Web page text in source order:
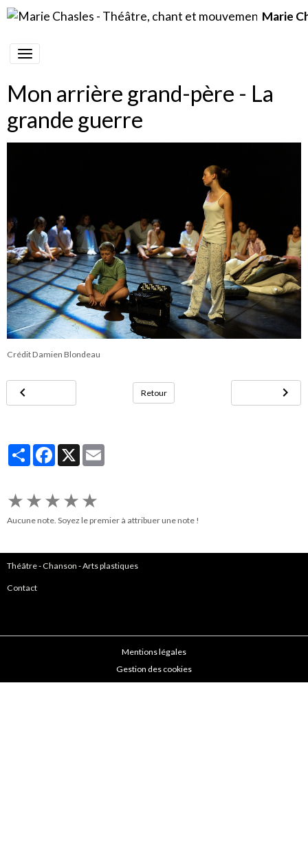
Marie
Mon arrière grand-père - La
grande guerre
Crédit Damien Blondeau
Retour
PartagerFacebook
X
★★★★★
Aucune note. Soyez le premier à attribuer une note !
Théâtre-Chanson -Arts plastiques
Contact
Mentions légales
Gestion des cookies